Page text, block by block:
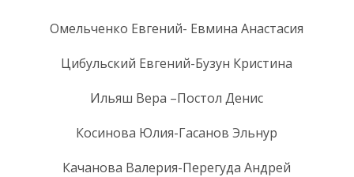
Омельченко Евгений- Евмина Анастасия
Цибульский Евгений-Бузун Кристина
Ильяш Вера –Постол Денис
Косинова Юлия-Гасанов Эльнур
Качанова Валерия-Перегуда Андрей